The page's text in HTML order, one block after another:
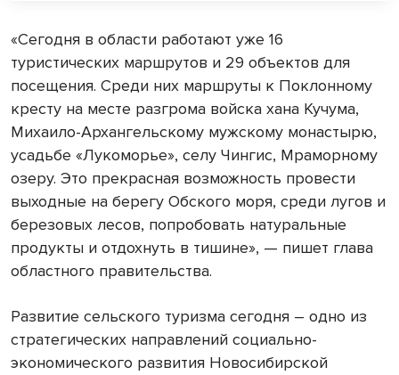
«Сегодня в области работают уже 16
туристических маршрутов и 29 объектов для
посещения. Среди них маршруты к Поклонному
кресту на месте разгрома войска хана Кучума,
Михаило-Архангельскому мужскому монастырю,
усадьбе «Лукоморье», селу Чингис, Мраморному
озеру. Это прекрасная возможность провести
выходные на берегу Обского моря, среди лугов и
березовых лесов, попробовать натуральные
продукты и отдохнуть в тишине», — пишет глава
областного правительства.
Развитие сельского туризма сегодня – одно из
стратегических направлений социально-
экономического развития Новосибирской